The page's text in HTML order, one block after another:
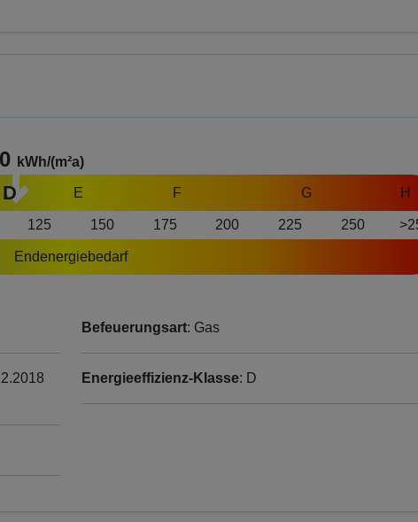
D E F G H
kWh/(m²a)
125 150 175 200 225 250
Endenergiebedarf
Befeuerungsart: Gas
Energieeffizienz-Klasse: D